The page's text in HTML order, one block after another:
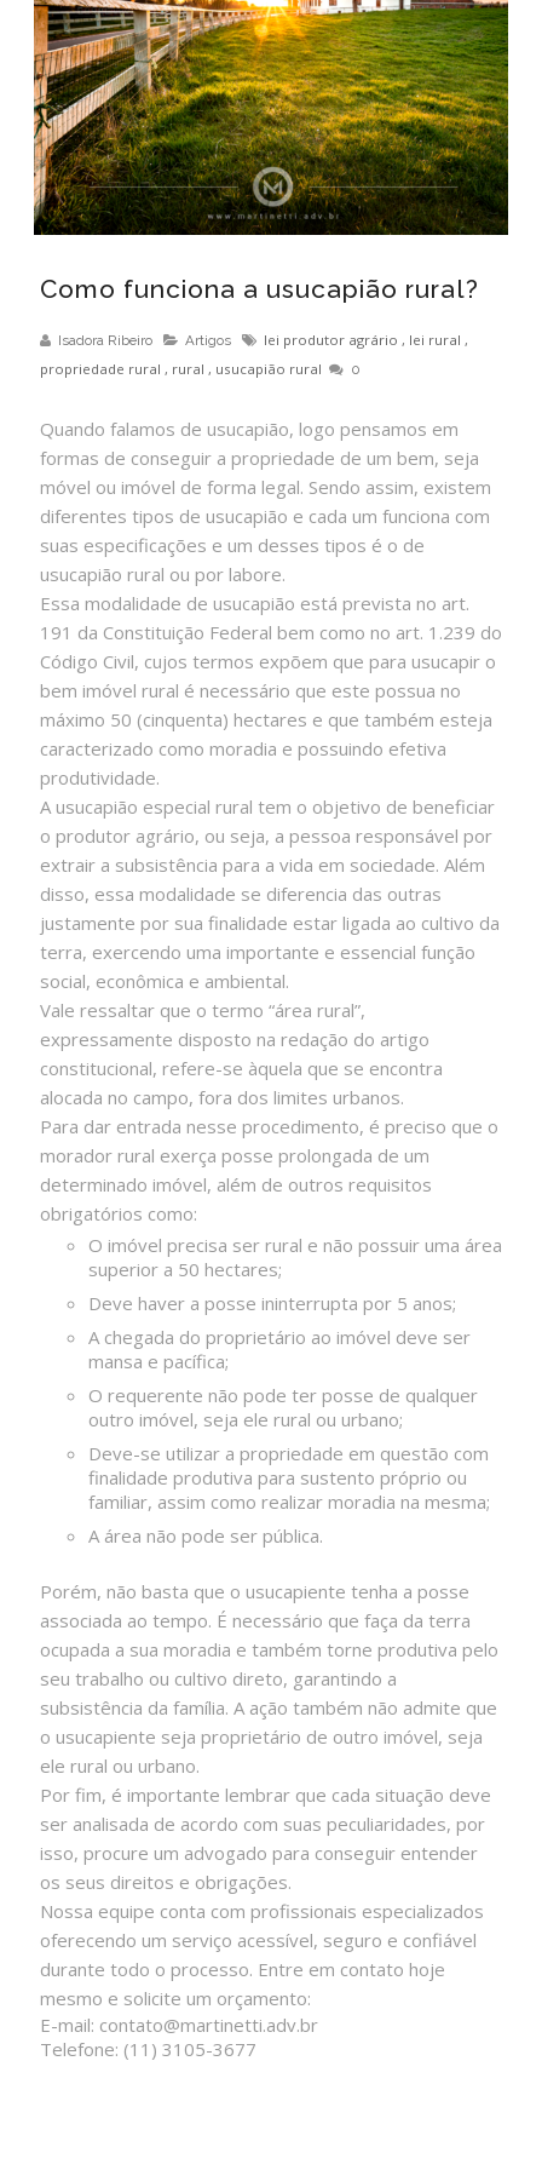
Como funciona a usucapião rural?
Isadora Ribeiro Artigos lei produtor agrário , lei rural ,
propriedade rural , rural , usucapião rural 0
Quando falamos de usucapião, logo pensamos em
formas de conseguir a propriedade de um bem, seja
móvel ou imóvel de forma legal. Sendo assim, existem
diferentes tipos de usucapião e cada um funciona com
suas especificações e um desses tipos é o de
usucapião rural ou por labore.
Essa modalidade de usucapião está prevista no art.
191 da Constituição Federal bem como no art. 1.239 do
Código Civil, cujos termos expõem que para usucapir o
bem imóvel rural é necessário que este possua no
máximo 50 (cinquenta) hectares e que também esteja
caracterizado como moradia e possuindo efetiva
produtividade.
A usucapião especial rural tem o objetivo de beneficiar
o produtor agrário, ou seja, a pessoa responsável por
extrair a subsistência para a vida em sociedade. Além
disso, essa modalidade se diferencia das outras
justamente por sua finalidade estar ligada ao cultivo da
terra, exercendo uma importante e essencial função
social, econômica e ambiental.
Vale ressaltar que o termo “área rural”,
expressamente disposto na redação do artigo
constitucional, refere-se àquela que se encontra
alocada no campo, fora dos limites urbanos.
Para dar entrada nesse procedimento, é preciso que o
morador rural exerça posse prolongada de um
determinado imóvel, além de outros requisitos
obrigatórios como:
O imóvel precisa ser rural e não possuir uma área
superior a 50 hectares;
Deve haver a posse ininterrupta por 5 anos;
A chegada do proprietário ao imóvel deve ser
mansa e pacífica;
O requerente não pode ter posse de qualquer
outro imóvel, seja ele rural ou urbano;
Deve-se utilizar a propriedade em questão com
finalidade produtiva para sustento próprio ou
familiar, assim como realizar moradia na mesma;
A área não pode ser pública.
Porém, não basta que o usucapiente tenha a posse
associada ao tempo. É necessário que faça da terra
ocupada a sua moradia e também torne produtiva pelo
seu trabalho ou cultivo direto, garantindo a
subsistência da família. A ação também não admite que
o usucapiente seja proprietário de outro imóvel, seja
ele rural ou urbano.
Por fim, é importante lembrar que cada situação deve
ser analisada de acordo com suas peculiaridades, por
isso, procure um advogado para conseguir entender
os seus direitos e obrigações.
Nossa equipe conta com profissionais especializados
oferecendo um serviço acessível, seguro e confiável
durante todo o processo. Entre em contato hoje
mesmo e solicite um orçamento:
E-mail: contato@martinetti.adv.br
Telefone: (11) 3105-3677